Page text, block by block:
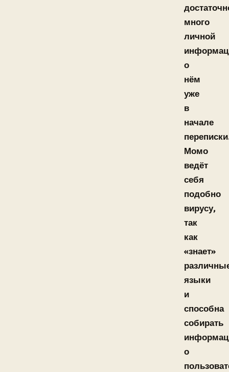
много
личной
о
нём
уже
в
начале
Момо
ведёт
себя
подобно
вирусу,
так
как
«знает»
языки
и
способна
собирать
о